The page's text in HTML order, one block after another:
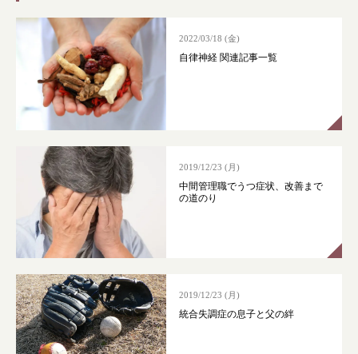
2022/03/18 (金)
自律神経 関連記事一覧
2019/12/23 (月)
中間管理職でうつ症状、改善まで
の道のり
2019/12/23 (月)
統合失調症の息子と父の絆